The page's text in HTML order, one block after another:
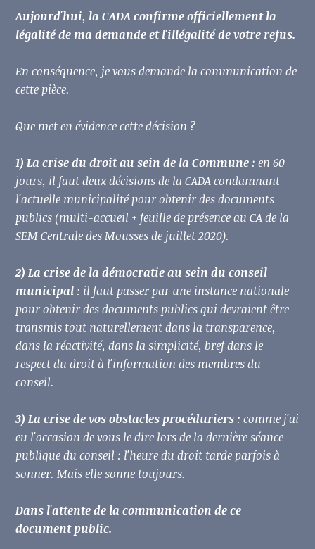
Aujourd'hui, la CADA confirme officiellement la
légalité de ma demande et l'illégalité de votre refus.
En conséquence, je vous demande la communication de
cette pièce.
Que met en évidence cette décision ?
1) La crise du droit au sein de la Commune : en 60
jours, il faut deux décisions de la CADA condamnant
l'actuelle municipalité pour obtenir des documents
publics (multi-accueil + feuille de présence au CA de la
SEM Centrale des Mousses de juillet 2020).
2) La crise de la démocratie au sein du conseil
municipal : il faut passer par une instance nationale
pour obtenir des documents publics qui devraient être
transmis tout naturellement dans la transparence,
dans la réactivité, dans la simplicité, bref dans le
respect du droit à l'information des membres du
conseil.
3) La crise de vos obstacles procéduriers : comme j'ai
eu l'occasion de vous le dire lors de la dernière séance
publique du conseil : l'heure du droit tarde parfois à
sonner. Mais elle sonne toujours.
Dans l'attente de la communication de ce
document public.